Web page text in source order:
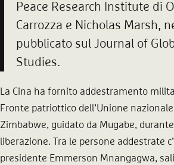
Peace Research Institute di
Carrozza e Nicholas Marsh,
pubblicato sul Journal of
Studies.
La Cina ha fornito addestramento
Fronte patriottico dell’Unione
Zimbabwe, guidato da Mugabe,
liberazione. Tra le persone addestrate
presidente Emmerson Mnangagwa,